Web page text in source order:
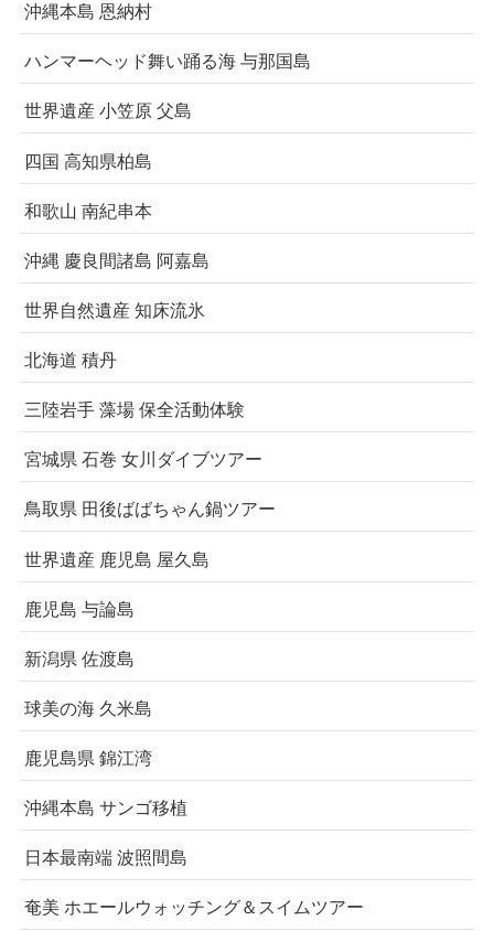
沖縄本島 恩納村
ハンマーヘッド舞い踊る海 与那国島
世界遺産 小笠原 父島
四国 高知県柏島
和歌山 南紀串本
沖縄 慶良間諸島 阿嘉島
世界自然遺産 知床流氷
北海道 積丹
三陸岩手 藻場 保全活動体験
宮城県 石巻 女川ダイブツアー
鳥取県 田後ばばちゃん鍋ツアー
世界遺産 鹿児島 屋久島
鹿児島 与論島
新潟県 佐渡島
球美の海 久米島
鹿児島県 錦江湾
沖縄本島 サンゴ移植
日本最南端 波照間島
奄美 ホエールウォッチング＆スイムツアー